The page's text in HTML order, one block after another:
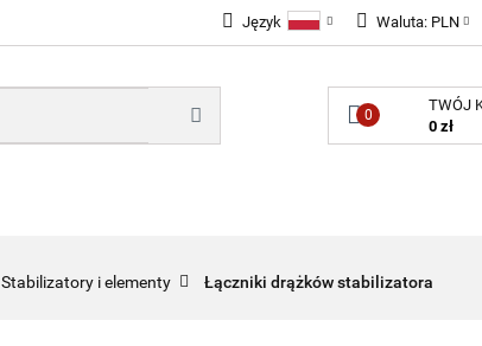
Język Waluta: PLN
EUR
GBP
0
TWÓJ
0 zł
AKTUALNOŚCI
Stabilizatory i elementy Łączniki drążków stabilizatora